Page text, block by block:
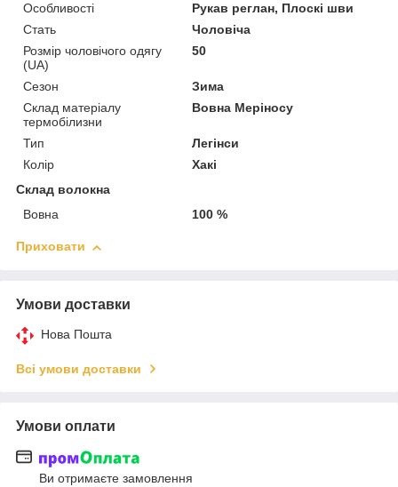
Особливості
Рукав реглан, Плоскі шви
Стать
Чоловіча
Розмір чоловічого одягу
(UA)
50
Сезон
Зима
Склад матеріалу
термобілизни
Вовна Меріносу
Тип
Легінси
Колір
Хакі
Склад волокна
Вовна
100 %
Приховати
Умови доставки
Нова Пошта
Всі умови доставки
Умови оплати
Ви отримаєте замовлення